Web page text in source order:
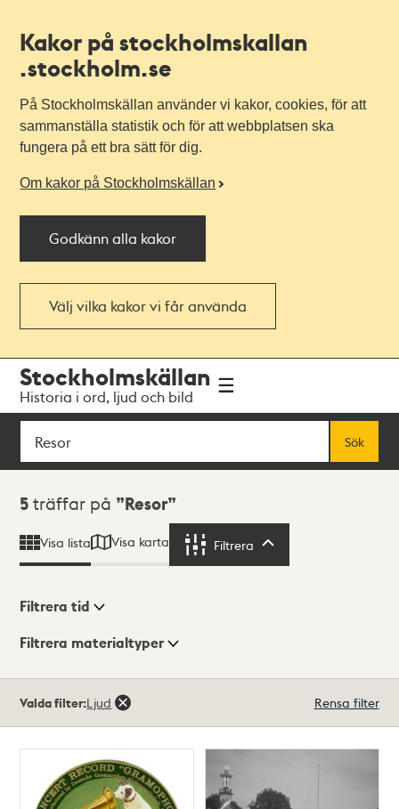
Kakor på stockholmskallan
.stockholm.se
På Stockholmskällan använder vi kakor, cookies, för att
sammanställa statistik och för att webbplatsen ska
fungera på ett bra sätt för dig.
Om kakor på Stockholmskällan
Godkänn alla kakor
Välj vilka kakor vi får använda
navigationen
huvudinnehållet
Stockholmskällan
Historia i ord, ljud och bild
Sök
Sök
Sökresultat
5 träffar på Resor
Visa lista Visa karta Filtrera
Visningsläge
Filtrera tid
Filtrera materialtyper
träffar
Valda filter:Ljud Rensa filter